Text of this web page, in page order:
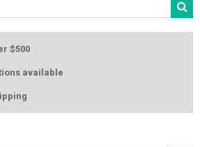
$500
available